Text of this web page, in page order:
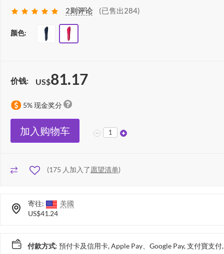
2则评论 (已售出284)
颜色:
价钱: US$81.17
5% 现金奖分
加入购物车
(175 人加入了愿望清单)
寄往:
美國
US$41.24
付款方式: 預付卡及信用卡, Apple Pay、Google Pay, 支付寶支